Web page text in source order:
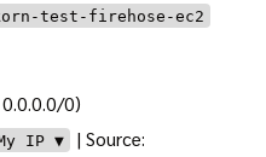
test-firehose-ec2
0)
IP ▼ | Source: